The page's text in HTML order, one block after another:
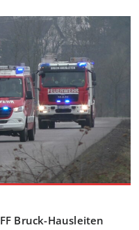
FF Bruck-Hausleiten